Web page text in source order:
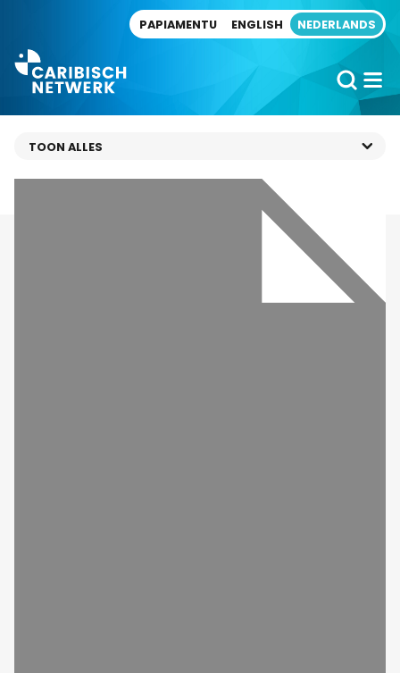
PAPIAMENTU ENGLISH NEDERLANDS